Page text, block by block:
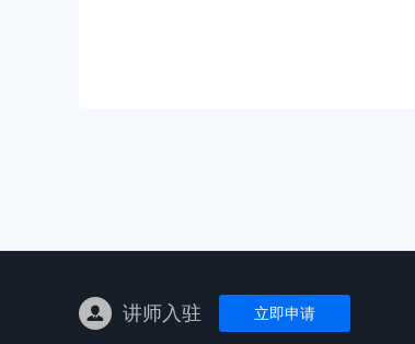
讲师入驻 立即申请